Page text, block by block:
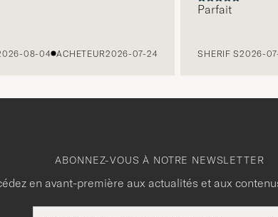
08-04 ACHETEUR2026-07-24
Parfait
SHERIF S 2026-07-
ABONNEZ-VOUS À NOTRE NEWSLETTER
en avant-première aux actualités et aux